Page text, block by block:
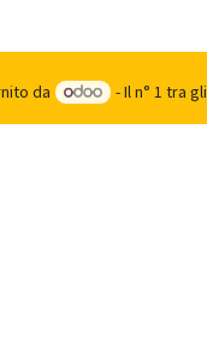
da - Il n° 1 tra gli